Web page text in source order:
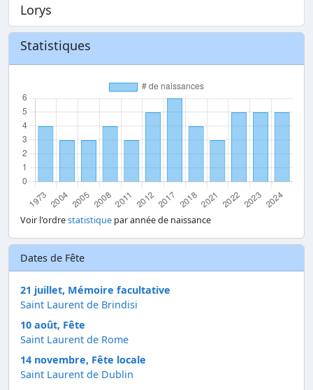
Lorys
Statistiques
Voir l'ordrestatistique par année de naissance
Dates de Fête
21 juillet, Mémoire facultative
Saint Laurent de Brindisi
10 août, Fête
Saint Laurent de Rome
14 novembre, Fête locale
Saint Laurent de Dublin